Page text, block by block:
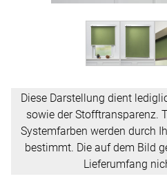
Diese Darstellung dient
sowie der Stofftransparenz.
Systemfarben werden durch
bestimmt. Die auf dem Bild
Lieferumfang